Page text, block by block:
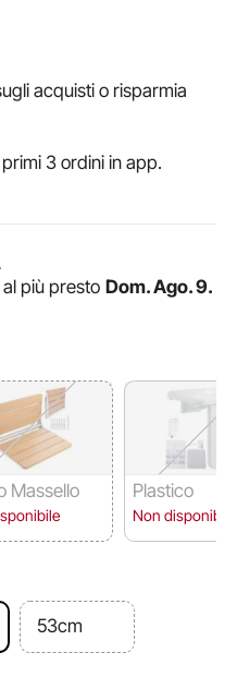
acquisti o risparmia
3 ordini in app.
al più presto Dom. Ago. 9.
Massello Plastico
Non disponibile
53cm